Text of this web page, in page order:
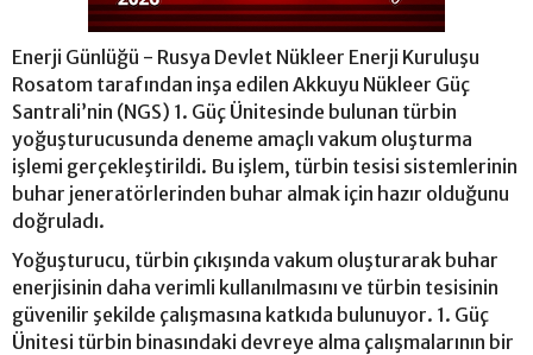
Enerji Günlüğü - Rusya Devlet Nükleer Enerji Kuruluşu
Rosatom tarafından inşa edilen Akkuyu Nükleer Güç
Santrali’nin (NGS) 1. Güç Ünitesinde bulunan türbin
yoğuşturucusunda deneme amaçlı vakum oluşturma
işlemi gerçekleştirildi. Bu işlem, türbin tesisi sistemlerinin
buhar jeneratörlerinden buhar almak için hazır olduğunu
doğruladı.
Yoğuşturucu, türbin çıkışında vakum oluşturarak buhar
enerjisinin daha verimli kullanılmasını ve türbin tesisinin
güvenilir şekilde çalışmasına katkıda bulunuyor. 1. Güç
Ünitesi türbin binasındaki devreye alma çalışmalarının bir